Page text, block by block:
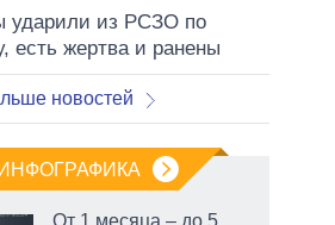
ударили из РСЗО по
есть жертва и ранены
новостей
ИНФОГРАФИКА